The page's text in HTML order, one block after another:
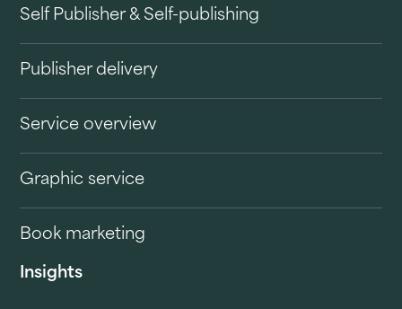
Self Publisher & Self-publishing
Publisher delivery
Service overview
Graphic service
Book marketing
Insights